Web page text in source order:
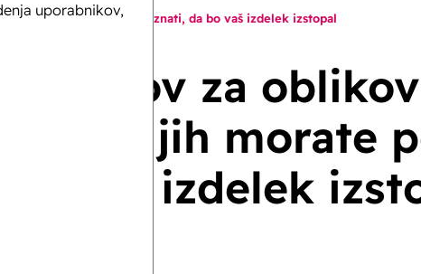
uporabnikov,
ki jih morate poznati, da bo vaš izdelek izstopal
nasvetov za
ki jih morate
bo vaš izdelek